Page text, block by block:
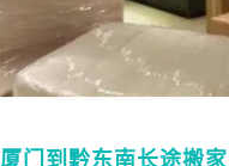
厦门到黔东南长途搬家